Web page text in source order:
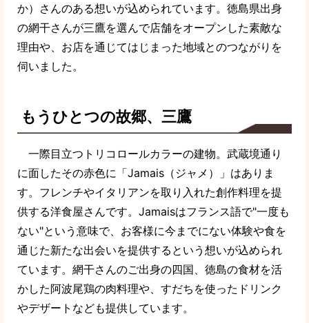
か）さんのある想いが込められています。徳島県出身
の網干さんが三鷹を選んで店舗をオープンした素敵な
理由や、お店を通じてはじまった地域とのつながりを
伺いました。
もうひとつの故郷、三鷹
一際目立つトリコロールカラーの建物。武蔵境通り
に面したその赤色に「Jamais（ジャメ）」はありま
す。フレンチやイタリアンを取り入れた創作料理を提
供する洋食屋さんです。Jamaisはフランス語で"一度も
ない"という意味で、お客様に今までにない体験や食を
通じた新たな出会いを提供するという想いが込められ
ています。網干さんのご出身の四国、徳島の食材を活
かした阿波尾鶏の肉料理や、すだちを使ったドリンク
やデザートなども提供しています。